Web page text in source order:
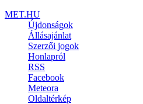
MET.HU
Újdonságok
Állásajánlat
Szerzői jogok
Honlapról
RSS
Facebook
Meteora
Oldaltérkép